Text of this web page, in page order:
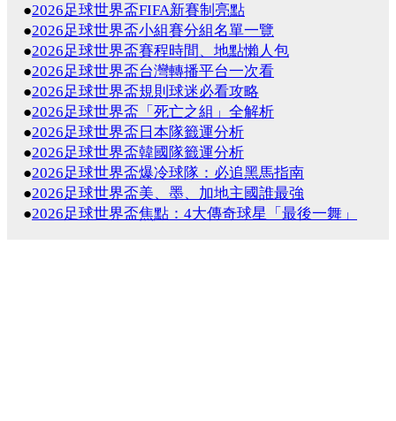
●2026足球世界盃FIFA新賽制亮點
●2026足球世界盃小組賽分組名單一覽
●2026足球世界盃賽程時間、地點懶人包
●2026足球世界盃台灣轉播平台一次看
●2026足球世界盃規則球迷必看攻略
●2026足球世界盃「死亡之組」全解析
●2026足球世界盃日本隊籤運分析
●2026足球世界盃韓國隊籤運分析
●2026足球世界盃爆冷球隊：必追黑馬指南
●2026足球世界盃美、墨、加地主國誰最強
●2026足球世界盃焦點：4大傳奇球星「最後一舞」